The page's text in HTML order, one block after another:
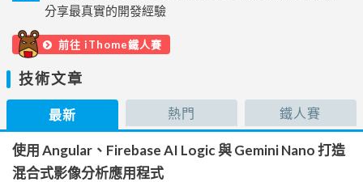
分享最真實的開發經驗
前往 iThome鐵人賽
技術文章
最新 熱門 鐵人賽
使用 Angular、Firebase AI Logic 與 Gemini Nano 打造
混合式影像分析應用程式